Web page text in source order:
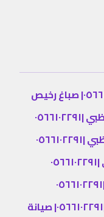
شركة صيانة عامة في ابوظبي |٠٥٦٦١٠٢٢٩١| صيانة